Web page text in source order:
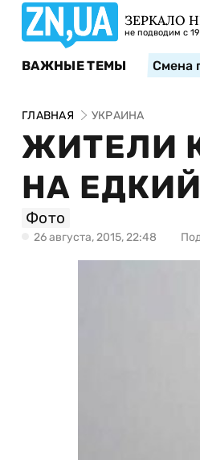
ЗЕРКАЛО
не подводим с
ВАЖНЫЕ ТЕМЫ Смена
ГЛАВНАЯ УКРАИНА
ЖИТЕЛИ
НА
Фото
26 августа, 2015, 22:48